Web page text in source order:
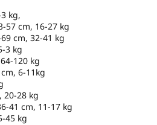
kg,
57 cm, 16-27 kg
cm, 32-41 kg
3 kg
120 kg
6-11kg
20-28 kg
41 cm, 11-17 kg
45 kg